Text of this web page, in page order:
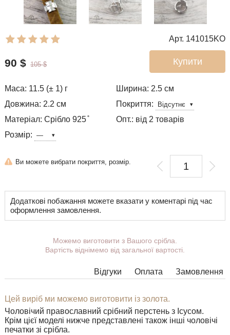
Арт. 141015KO
Купити
90 $ 105 $
Маса: 11.5 (± 1) г Ширина: 2.5см
Довжина: 2.2 см
Покриття:
Матеріал: Срібло 925 ̊
Опт.: від 2 товарів
Розмір:
Ви можете вибрати покриття, розмір.
Додаткові побажання можете вказати у коментарі під час
оформлення замовлення.
Можемо виготовити з Вашого срібла.
Вартість віднімемо від загальної вартості.
Відгуки Замовлення
Оплата
Цей виріб ми можемо виготовити із золота.
Чоловічий православний срібний перстень з Ісусом.
Крім цієї моделі нижче представлені також інші чоловічі
печатки зі срібла.